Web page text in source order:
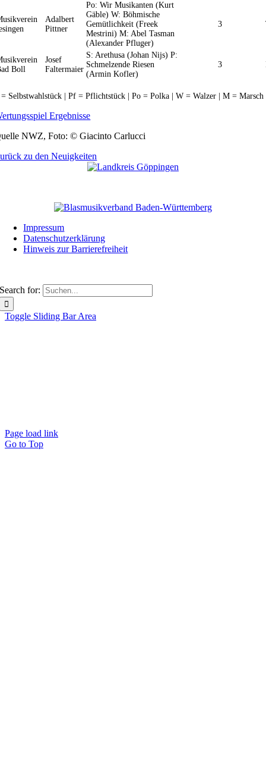
Adalbert
Pittner
Po: Wir Musikanten (Kurt
Gäble) W: Böhmische
Gemütlichkeit (Freek
Mestrini) M: Abel Tasman
(Alexander Pfluger)
3
Boll
Josef
Faltermaier
S: Arethusa (Johan Nijs) P:
Schmelzende Riesen
(Armin Kofler)
3
= Selbstwahlstück | Pf = Pflichtstück | Po = Polka | W = Walzer | M = Marsch
Ergebnisse
NWZ, Foto: © Giacinto Carlucci
zu den Neuigkeiten
Impressum
Datenschutzerklärung
Hinweis zur Barrierefreiheit
Search for:
Toggle Sliding Bar Area
Page load link
Go to Top